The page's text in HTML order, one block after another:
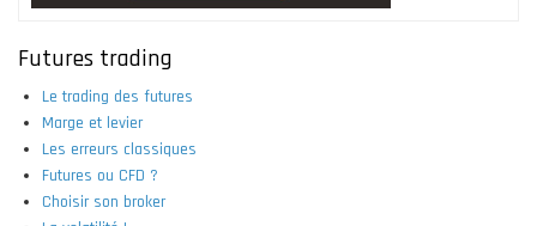
Futures trading
Le trading des futures
Marge et levier
Les erreurs classiques
Futures ou CFD ?
Choisir son broker